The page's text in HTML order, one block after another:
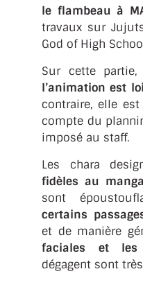
le flambeau à
travaux sur
God of High
Sur cette
l’animation est
contraire, elle
compte du
imposé au staff.
Les chara
fidèles au manga
sont
certains
et de manière
faciales et les
dégagent sont